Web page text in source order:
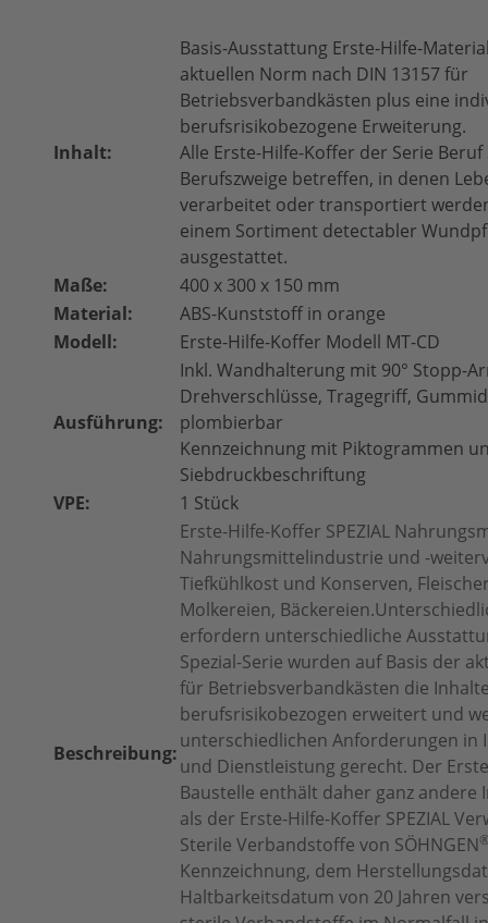
Inhalt:
Basis-Ausstattung Erste-Hilfe-
aktuellen Norm nach DIN 13157 für
Betriebsverbandkästen plus eine
berufsrisikobezogene Erweiterung.
Alle Erste-Hilfe-Koffer der Serie Beruf
Berufszweige betreffen, in denen
verarbeitet oder transportiert
einem Sortiment detectabler
ausgestattet.
Maße:
400 x 300 x 150 mm
Material:
ABS-Kunststoff in orange
Modell:
Erste-Hilfe-Koffer Modell MT-CD
Ausführung:
Inkl. Wandhalterung mit 90° Stopp-
Drehverschlüsse, Tragegriff,
plombierbar
Kennzeichnung mit Piktogrammen
Siebdruckbeschriftung
VPE:
1 Stück
Beschreibung:
Erste-Hilfe-Koffer SPEZIAL
Nahrungsmittelindustrie und -
Tiefkühlkost und Konserven,
Molkereien,
erfordern unterschiedliche
Spezial-Serie wurden auf Basis der
für Betriebsverbandkästen die
berufsrisikobezogen erweitert und
unterschiedlichen Anforderungen in
und Dienstleistung gerecht. Der
Baustelle enthält daher ganz
als der Erste-Hilfe-Koffer SPEZIAL
Sterile Verbandstoffe von SÖHNGEN
Kennzeichnung, dem
Haltbarkeitsdatum von 20 Jahren